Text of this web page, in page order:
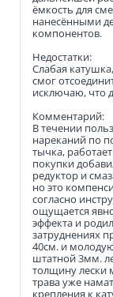
ёмкость для
нанесёнными
компонентов.
Недостатки:
Слабая
смог
исключаю, что
Комментарий:
В течении
нареканий по
тычка,
покупки
редуктор и
но это
согласно
ощущается
эффекта и
затруднениях
40см. и
штатной 3мм.
толщину лески
трава уже
крепления к